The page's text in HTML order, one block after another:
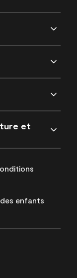
et
enfants